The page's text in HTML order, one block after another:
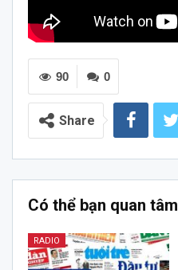
0
90
Share
Có thể bạn quan tâm
RADIO